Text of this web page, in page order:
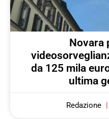
Novara
da 125 mila
ultima
Redazione